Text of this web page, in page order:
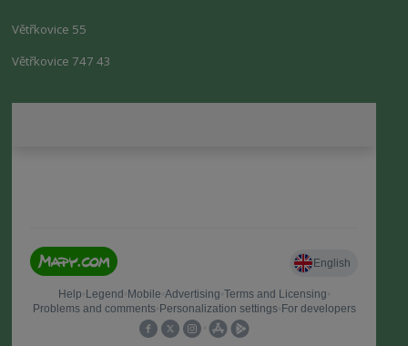
Větřkovice 55
Větřkovice 747 43